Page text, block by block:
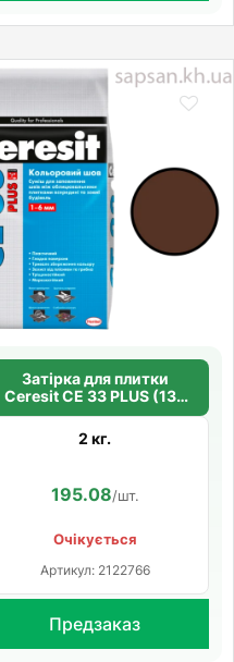
Затірка для плитки
Ceresit СЕ 33 PLUS (132
теракотовий)
2 кг.
195.08/шт.
Очікується
Артикул: 2122766
Предзаказ